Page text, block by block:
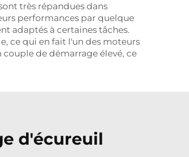
très répandues dans
performances par quelque
adaptés à certaines tâches.
ce qui en fait l'un des moteurs
de démarrage élevé, ce
d'écureuil